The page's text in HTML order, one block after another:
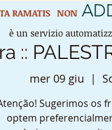
::
mer 09 giu
  |
Sugerimos os
optem
RAMATIS NON
è un servizio